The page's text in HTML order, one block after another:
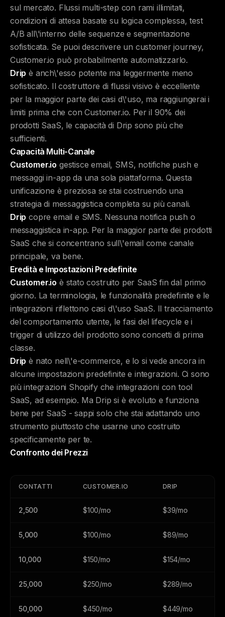
sul mercato. Flussi multi-step con rami illimitati,
condizioni di attesa basate su logica complessa, test
A/B all\'interno delle sequenze e segmentazione
sofisticata. Se puoi descrivere un customer journey,
Customer.io può probabilmente automatizzarlo.
Drip è anch\'esso potente ma leggermente meno
sofisticato. Il costruttore di flussi visivo è eccellente
per la maggior parte dei casi d\'uso, ma raggiungerai i
limiti prima che con Customer.io. Per il 90% dei
prodotti SaaS, le capacità di Drip sono più che
sufficienti.
Capacità Multi-Canale
Customer.io gestisce email, SMS, notifiche push e
messaggi in-app da una sola piattaforma. Questa
unificazione è preziosa se stai costruendo una
strategia di messaggistica completa su più canali.
Drip copre email e SMS. Nessuna notifica push o
messaggistica in-app. Per la maggior parte dei prodotti
SaaS che si concentrano sull\'email come canale
principale, va bene.
Eredità e Impostazioni Predefinite
Customer.io è stato costruito per SaaS fin dal primo
giorno. La terminologia, le funzionalità predefinite e le
integrazioni riflettono casi d\'uso SaaS. Il tracciamento
del comportamento utente, le fasi del lifecycle e i
trigger di utilizzo del prodotto sono concetti di prima
classe.
Drip è nato nell\'e-commerce, e lo si vede ancora in
alcune impostazioni predefinite e integrazioni. Ci sono
più integrazioni Shopify che integrazioni con tool
SaaS, ad esempio. Ma Drip si è evoluto e funziona
bene per SaaS - sappi solo che stai adattando uno
strumento piuttosto che usarne uno costruito
specificamente per te.
Confronto dei Prezzi
CONTATTI CUSTOMER.IO DRIP
2,500 $100/mo $39/mo
5,000 $100/mo $89/mo
10,000 $150/mo $154/mo
25,000 $250/mo $289/mo
50,000 $450/mo $449/mo